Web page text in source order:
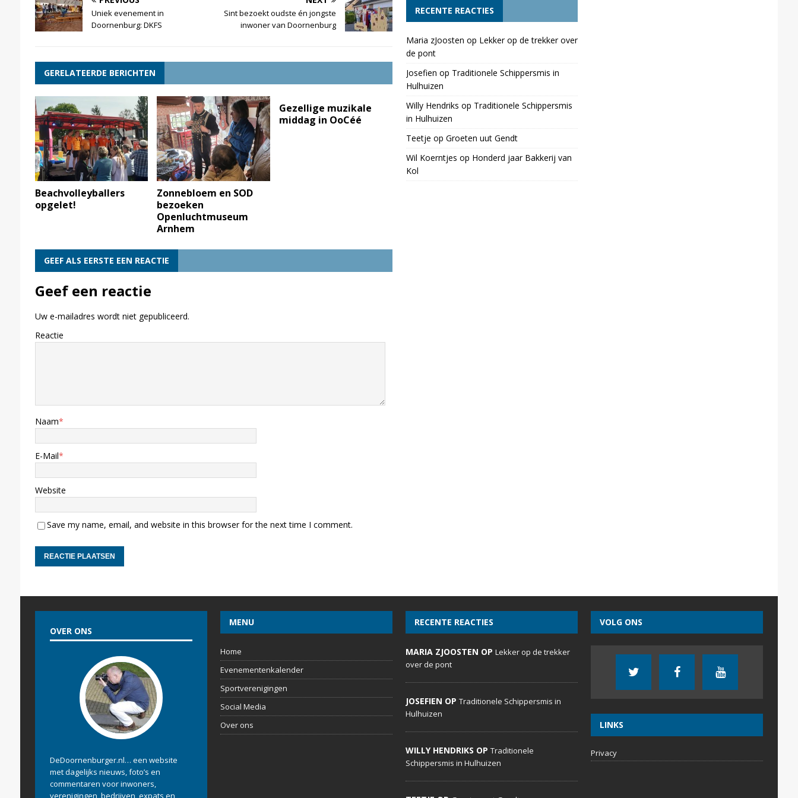
Uniek evenement in
Doornenburg: DKFS
Sint bezoekt oudste én jongste
inwoner van Doornenburg
GERELATEERDE BERICHTEN
Beachvolleyballers
opgelet!
Zonnebloem en SOD
bezoeken
Openluchtmuseum
Arnhem
Gezellige muzikale
middag in OoCéé
GEEF ALS EERSTE EEN REACTIE
Geef een reactie
Uw e-mailadres wordt niet gepubliceerd.
Reactie
Naam*
E-Mail*
Website
Save my name, email, and website in this browser for the next time I comment.
RECENTE REACTIES
Maria zJoosten op Lekker op de trekker over
de pont
Josefien op Traditionele Schippersmis in
Hulhuizen
Willy Hendriks op Traditionele Schippersmis
in Hulhuizen
Teetje op Groeten uut Gendt
Wil Koerntjes op Honderd jaar Bakkerij van
Kol
OVER ONS
DeDoornenburger.nl… een website
met dagelijks nieuws, foto’s en
commentaren voor inwoners,
verenigingen, bedrijven, expats en
MENU
Home
Evenementenkalender
Sportverenigingen
Social Media
Over ons
RECENTE REACTIES
MARIA ZJOOSTEN OPLekker op de trekker
over de pont
JOSEFIEN OPTraditionele Schippersmis in
Hulhuizen
WILLY HENDRIKS OPTraditionele
Schippersmis in Hulhuizen
VOLG ONS
LINKS
Privacy